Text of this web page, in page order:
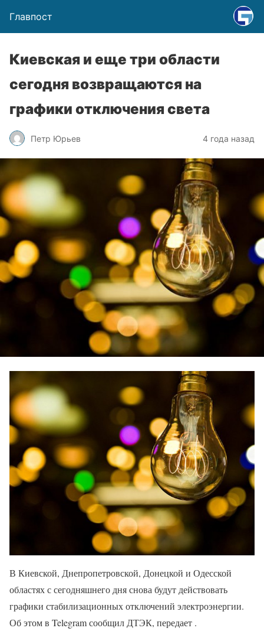
Главпост
Киевская и еще три области
сегодня возвращаются на
графики отключения света
Петр Юрьев 4 года назад
В Киевской, Днепропетровской, Донецкой и Одесской
областях с сегодняшнего дня снова будут действовать
графики стабилизационных отключений электроэнергии.
Об этом в Telegram сообщил ДТЭК, передает .